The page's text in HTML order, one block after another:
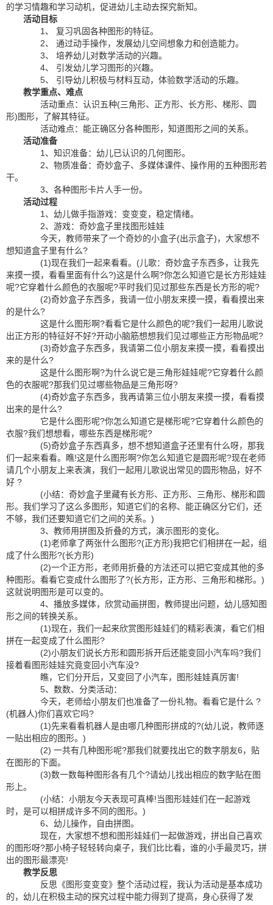
的学习情趣和学习动机，促进幼儿主动去探究新知。
活动目标
1、 复习巩固各种图形的特征。
2、 通过动手操作，发展幼儿空间想象力和创造能力。
3、 培养幼儿对数学活动的兴趣。
4、 引发幼儿学习图形的兴趣。
5、 引导幼儿积极与材料互动，体验数学活动的乐趣。
教学重点、难点
活动重点：认识五种(三角形、正方形、长方形、梯形、圆
形)图形，了解其特征。
活动难点：能正确区分各种图形，知道图形之间的关系。
活动准备
1、知识准备：幼儿已认识的几何图形。
2、物质准备：奇妙盒子、多媒体课件、操作用的五种图形若
干。
3、各种图形卡片人手一份。
活动过程
1、幼儿做手指游戏：变变变，稳定情绪。
2、游戏：奇妙盒子里找图形娃娃
今天，教师带来了一个奇妙的小盒子(出示盒子)，大家想不
想知道盒子里有什么?
(1)现在我们一起来看看。(儿歌：奇妙盒子东西多，让我先
来摸一摸，看看里面有什么?)这是什么啊?你怎么知道它是长方形娃娃
呢?它穿着什么颜色的衣服呢?平时我们见过那些东西是长方形的呢?
(2)奇妙盒子东西多，我请一位小朋友来摸一摸，看看摸出来
的是什么?
这是什么图形啊?看看它是什么颜色的呢?我们一起用儿歌说
出正方形的特征好不好?开动小脑筋想想我们见过哪些正方形物品呢?
(3)奇妙盒子东西多，我请第二位小朋友来摸一摸，看看摸出
来的是什么?
这是什么图形啊?为什么说它是三角形娃娃呢?它穿着什么颜
色的衣服呢?那我们见过哪些物品是三角形呀?
(4)奇妙盒子东西多，我再请第三位小朋友来摸一摸，看看摸
出来的是什么?
它是什么图形呢?你怎么知道它是梯形呢?它穿着什么颜色的
衣服?我们想想看，哪些东西是梯形呢?
(5)奇妙盒子东西真多，想不想知道盒子还里有什么呀，那我
们一起来看看。瞧!这是什么图形啊?你怎么知道它是圆形呢?现在老师
请几个小朋友上来表演，我们一起用儿歌说出常见的圆形物品，好不
好 ?
(小结：奇妙盒子里藏有长方形、正方形、三角形、梯形和圆
形。我们学习了这么多图形，知道它们的名称、能正确区分它们，还
不够，我们还要知道它们之间的关系。)
3、教师用拼图及折叠的方式，演示图形的变化。
(1)老师拿了两张什么图形?(正方形)我把它们相拼在一起，组
成了什么图形?(长方形)
(2)一个正方形，老师用折叠的方法还可以把它变成其他的多
种图形。看看它变成什么图形了?(长方形，正方形、三角形和梯形。)
这就说明图形是可以变的。
4、播放多媒体，欣赏动画拼图，教师提出问题，幼儿感知图
形之间的转换关系。
(1)现在，我们一起来欣赏图形娃娃们的精彩表演，看它们相
拼在一起变成了什么图形?
(2)小朋友们说长方形和圆形拆开后还能变回小汽车吗?我们
接着看图形娃娃究竟变回小汽车没?
瞧，它们分开后，又变回了小汽车，图形娃娃真厉害!
5、数数、分类活动：
今天，老师给小朋友们也准备了一份礼物。看看它是什么 ?
(机器人)你们喜欢它吗?
(1)先来看看机器人是由哪几种图形拼成的?(幼儿说，教师逐
一贴出相应的图形。)
(2) 一共有几种图形呢?那我们就要找出它的数字朋友6，贴
在图形的下面。
(3)数一数每种图形各有几个?请幼儿找出相应的数字贴在图
形上。
(小结：小朋友今天表现可真棒!当图形娃娃们在一起游戏
时，是可以相拼成许多不同的图形。)
6、幼儿操作，自由拼图。
现在，大家想不想和图形娃娃们一起做游戏，拼出自己喜欢
的图形呀?那小椅子轻轻转向桌子，我们比比看，谁的小手最灵巧，拼
出的图形最漂亮!
教学反思
反思《图形变变变》整个活动过程，我认为活动是基本成功
的，幼儿在积极主动的探究过程中能力得到了提高，身心获得了发